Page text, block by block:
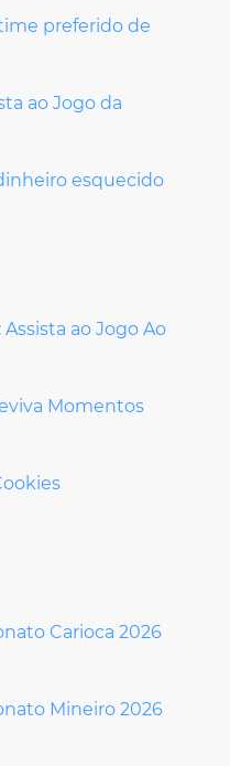
preferido de
ao Jogo da
esquecido
ao Jogo Ao
Momentos
Carioca 2026
Mineiro 2026